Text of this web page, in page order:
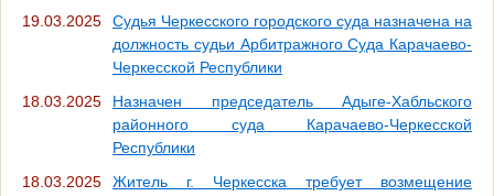
19.03.2025
Судья Черкесского городского суда назначена на
должность судьи Арбитражного Суда Карачаево-
Черкесской Республики
18.03.2025
Назначен председатель Адыге-Хабльского
районного суда Карачаево-Черкесской
Республики
18.03.2025
Житель г. Черкесска требует возмещение